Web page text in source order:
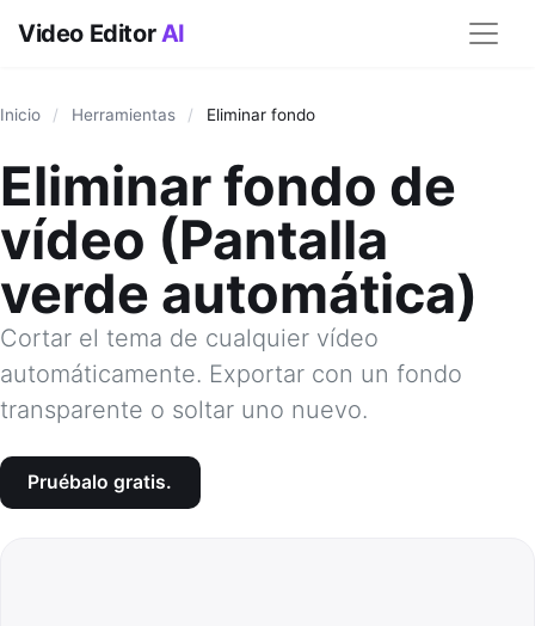
Video EditorAI
Inicio / Herramientas / Eliminar fondo
Eliminar fondo de
vídeo (Pantalla
verde automática)
Cortar el tema de cualquier vídeo
automáticamente. Exportar con un fondo
transparente o soltar uno nuevo.
Pruébalo gratis.